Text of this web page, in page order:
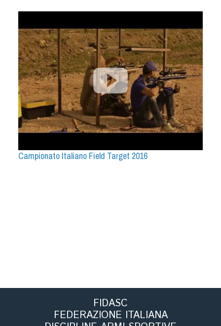
Campionato Italiano Field Target 2016
FIDASC
FEDERAZIONE ITALIANA